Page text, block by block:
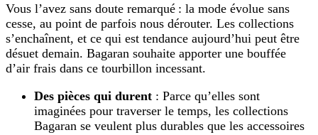
Vous l’avez sans doute remarqué : la mode évolue sans
cesse, au point de parfois nous dérouter. Les collections
s’enchaînent, et ce qui est tendance aujourd’hui peut être
désuet demain. Bagaran souhaite apporter une bouffée
d’air frais dans ce tourbillon incessant.
Des pièces qui durent : Parce qu’elles sont
imaginées pour traverser le temps, les collections
Bagaran se veulent plus durables que les accessoires